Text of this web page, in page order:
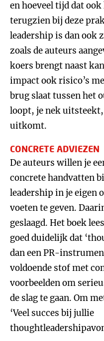
en hoeveel tijd dat
terugzien bij deze
leadership is dan ook
zoals de auteurs
koers brengt naast
impact ook risico’s
brug slaat tussen het
loopt, je nek
uitkomt.
CONCRETE ADVIEZEN
De auteurs willen je
concrete handvatten
leadership in je eigen
voeten te geven.
geslaagd. Het boek
goed duidelijk dat
dan een PR-
voldoende stof met
voorbeelden om
de slag te gaan. Om
‘Veel succes bij jullie